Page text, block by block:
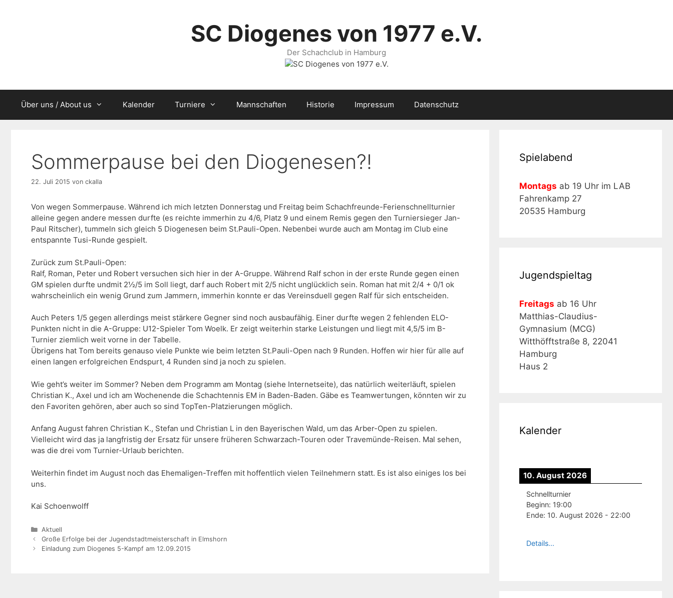
SC Diogenes von 1977 e.V.
Der Schachclub in Hamburg
Über uns / About us Kalender Turniere Mannschaften Historie Impressum Datenschutz
Sommerpause bei den Diogenesen?!
22. Juli 2015 von ckalla
Von wegen Sommerpause. Während ich mich letzten Donnerstag und Freitag beim Schachfreunde-Ferienschnellturnier
alleine gegen andere messen durfte (es reichte immerhin zu 4/6, Platz 9 und einem Remis gegen den Turniersieger Jan-
Paul Ritscher), tummeln sich gleich 5 Diogenesen beim St.Pauli-Open. Nebenbei wurde auch am Montag im Club eine
entspannte Tusi-Runde gespielt.
Zurück zum St.Pauli-Open:
Ralf, Roman, Peter und Robert versuchen sich hier in der A-Gruppe. Während Ralf schon in der erste Runde gegen einen
GM spielen durfte undmit 2½/5 im Soll liegt, darf auch Robert mit 2/5 nicht unglücklich sein. Roman hat mit 2/4 + 0/1 ok
wahrscheinlich ein wenig Grund zum Jammern, immerhin konnte er das Vereinsduell gegen Ralf für sich entscheiden.
Auch Peters 1/5 gegen allerdings meist stärkere Gegner sind noch ausbaufähig. Einer durfte wegen 2 fehlenden ELO-
Punkten nicht in die A-Gruppe: U12-Spieler Tom Woelk. Er zeigt weiterhin starke Leistungen und liegt mit 4,5/5 im B-
Turnier ziemlich weit vorne in der Tabelle.
Übrigens hat Tom bereits genauso viele Punkte wie beim letzten St.Pauli-Open nach 9 Runden. Hoffen wir hier für alle auf
einen langen erfolgreichen Endspurt, 4 Runden sind ja noch zu spielen.
Wie geht’s weiter im Sommer? Neben dem Programm am Montag (siehe Internetseite), das natürlich weiterläuft, spielen
Christian K., Axel und ich am Wochenende die Schachtennis EM in Baden-Baden. Gäbe es Teamwertungen, könnten wir zu
den Favoriten gehören, aber auch so sind TopTen-Platzierungen möglich.
Anfang August fahren Christian K., Stefan und Christian L in den Bayerischen Wald, um das Arber-Open zu spielen.
Vielleicht wird das ja langfristig der Ersatz für unsere früheren Schwarzach-Touren oder Travemünde-Reisen. Mal sehen,
was die drei vom Turnier-Urlaub berichten.
Weiterhin findet im August noch das Ehemaligen-Treffen mit hoffentlich vielen Teilnehmern statt. Es ist also einiges los bei
uns.
Kai Schoenwolff
Kategorien
Aktuell
Große Erfolge bei der Jugendstadtmeisterschaft in Elmshorn
Einladung zum Diogenes 5-Kampf am 12.09.2015
Spielabend
Montags ab 19 Uhr im LAB
Fahrenkamp 27
20535 Hamburg
Jugendspieltag
Freitags ab 16 Uhr
Matthias-Claudius-
Gymnasium (MCG)
Witthöfftstraße 8, 22041
Hamburg
Haus 2
Kalender
10. August 2026
Schnellturnier
Beginn: 19:00
Ende: 10. August 2026 - 22:00
Details...